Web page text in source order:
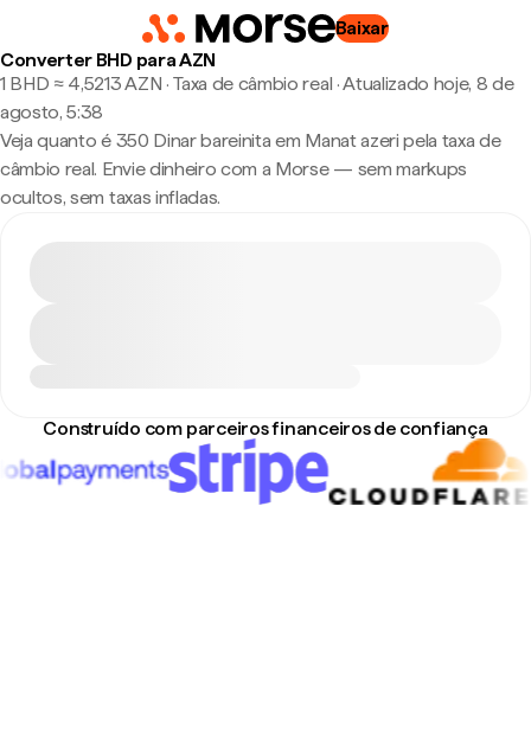
Baixar
Converter BHD para AZN
1 BHD ≈ 4,5213 AZN · Taxa de câmbio real ·Atualizado hoje, 8 de
agosto, 5:38
Veja quanto é 350 Dinar bareinita em Manat azeri pela taxa de
câmbio real. Envie dinheiro com a Morse — sem markups
ocultos, sem taxas infladas.
Construído com parceiros financeiros de confiança